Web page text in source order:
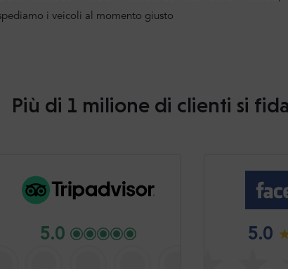
i veicoli al momento giusto
Più di 1 milione di clienti si
5.0 5.0